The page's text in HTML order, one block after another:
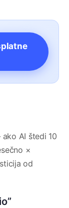
AI štedi 10
×
od